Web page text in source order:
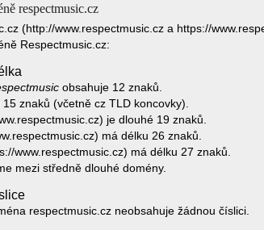
respectmusic.cz
(http://www.respectmusic.cz a https://
Respectmusic.cz:
obsahuje 12 znaků.
znaků (včetně cz TLD koncovky).
je dlouhé 19 znaků.
má délku 26 znaků.
www.respectmusic.cz) má délku 27 znaků.
mezi středně dlouhé domény.
respectmusic.cz neobsahuje žádnou číslici.